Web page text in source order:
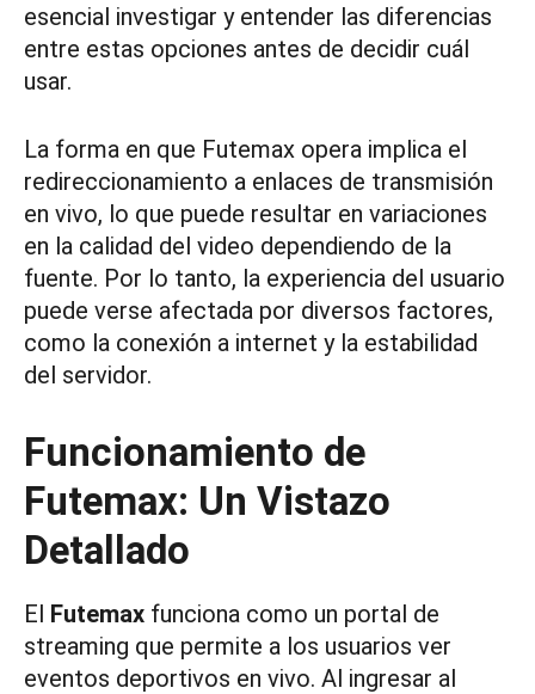
esencial investigar y entender las diferencias
entre estas opciones antes de decidir cuál
usar.
La forma en que Futemax opera implica el
redireccionamiento a enlaces de transmisión
en vivo, lo que puede resultar en variaciones
en la calidad del video dependiendo de la
fuente. Por lo tanto, la experiencia del usuario
puede verse afectada por diversos factores,
como la conexión a internet y la estabilidad
del servidor.
Funcionamiento de
Futemax: Un Vistazo
Detallado
El Futemax funciona como un portal de
streaming que permite a los usuarios ver
eventos deportivos en vivo. Al ingresar al